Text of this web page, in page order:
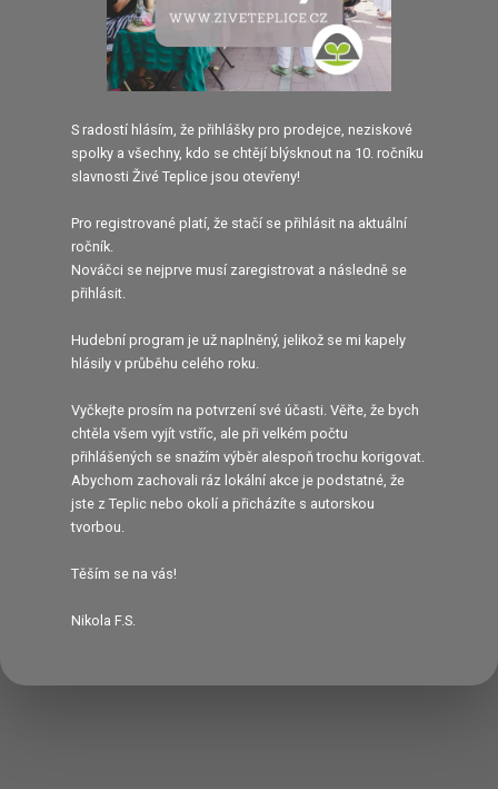
S radostí hlásím, že přihlášky pro prodejce, neziskové
spolky a všechny, kdo se chtějí blýsknout na 10. ročníku
slavnosti Živé Teplice jsou otevřeny!
Pro registrované platí, že stačí se přihlásit na aktuální
ročník.
Nováčci se nejprve musí zaregistrovat a následně se
přihlásit.
Hudební program je už naplněný, jelikož se mi kapely
hlásily v průběhu celého roku.
Vyčkejte prosím na potvrzení své účasti. Věřte, že bych
chtěla všem vyjít vstříc, ale při velkém počtu
přihlášených se snažím výběr alespoň trochu korigovat.
Abychom zachovali ráz lokální akce je podstatné, že
jste z Teplic nebo okolí a přicházíte s autorskou
tvorbou.
Těším se na vás!
Nikola F.S.